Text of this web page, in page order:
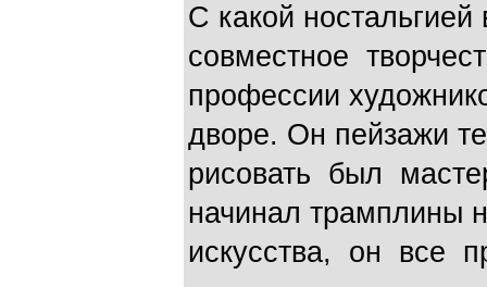
С какой
совместное
профессии
дворе. Он пейзажи
рисовать был
начинал трамплины
искусства, он все